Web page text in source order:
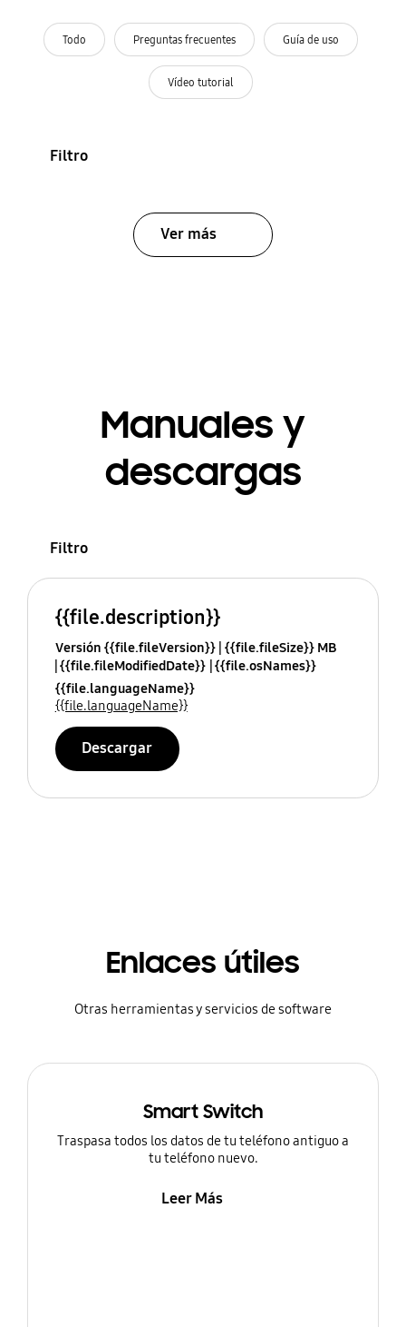
Todo Preguntas frecuentes Guía de uso
Vídeo tutorial
Filtro
Ver más
Manuales y
descargas
Filtro
{{file.description}}
Versión {{file.fileVersion}} {{file.fileSize}} MB
{{file.fileModifiedDate}} {{file.osNames}}
{{file.languageName}}
{{file.languageName}}
Descargar
Enlaces útiles
Otras herramientas y servicios de software
Smart Switch
Traspasa todos los datos de tu teléfono antiguo a
tu teléfono nuevo.
Leer Más